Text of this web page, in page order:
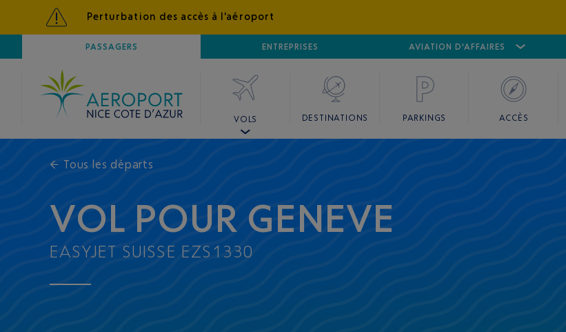
Perturbation des accès à l'aéroport
PASSAGERS ENTREPRISES AVIATION D'AFFAIRES
AÉROPORTNICE CÔTE D'AZUR AÉROPORT CANNES MANDELIEU
VOLS DESTINATIONS PARKINGS ACCÈS
← Tous les départs
VOL POUR GENEVE
EASYJET SUISSE EZS1330